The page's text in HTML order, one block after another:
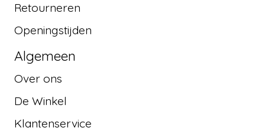
Retourneren
Openingstijden
Algemeen
Over ons
De Winkel
Klantenservice